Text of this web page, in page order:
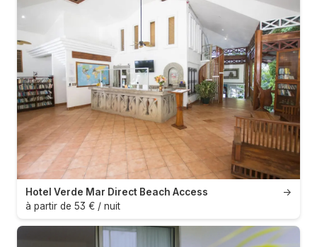
→
Hotel Verde Mar Direct Beach Access
à partir de 53 € / nuit